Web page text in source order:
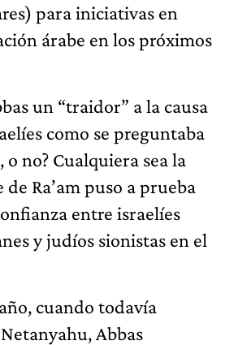
para iniciativas en
árabe en los próximos
un “traidor” a la causa
como se preguntaba
no? Cualquiera sea la
Ra’am puso a prueba
entre israelíes
y judíos sionistas en el
cuando todavía
Abbas